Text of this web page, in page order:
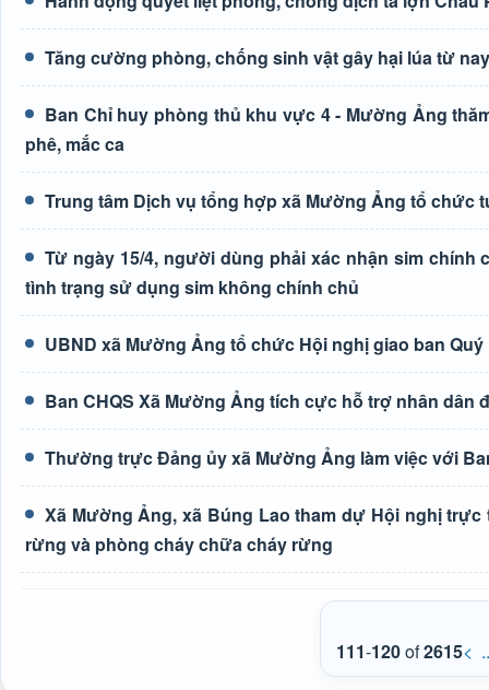
Tăng cường phòng, chống sinh vật gây hại lúa từ
Ban Chỉ huy phòng thủ khu vực 4 - Mường Ảng
phê, mắc ca
Trung tâm Dịch vụ tổng hợp xã Mường Ảng tổ chức
Từ ngày 15/4, người dùng phải xác nhận sim chính
tình trạng sử dụng sim không chính chủ
UBND xã Mường Ảng tổ chức Hội nghị giao ban Quý
Ban CHQS Xã Mường Ảng tích cực hỗ trợ nhân dân
Thường trực Đảng ủy xã Mường Ảng làm việc với
Xã Mường Ảng, xã Búng Lao tham dự Hội nghị
rừng và phòng cháy chữa cháy rừng
111-120of2615<